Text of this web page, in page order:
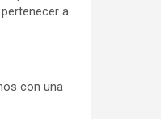
a
con una